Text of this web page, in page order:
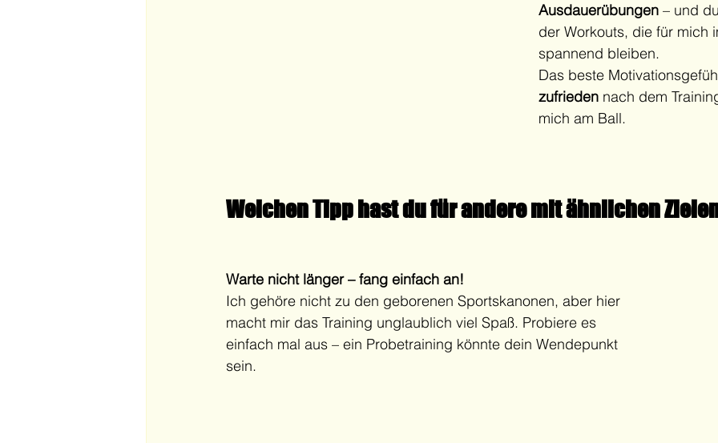
Ausdauerübungen – und
der Workouts, die für mich
spannend bleiben.
Das beste
zufrieden nach dem
mich am Ball.
Welchen Tipp hast du für andere mit ähnlichen
Warte nicht länger – fang einfach an!
Ich gehöre nicht zu den geborenen Sportskanonen, aber hier
macht mir das Training unglaublich viel Spaß. Probiere es
einfach mal aus – ein Probetraining könnte dein Wendepunkt
sein.